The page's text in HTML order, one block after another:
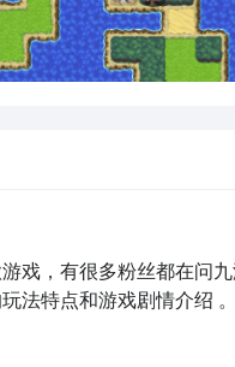
戏，有很多粉丝都在问
法特点和游戏剧情介绍 。